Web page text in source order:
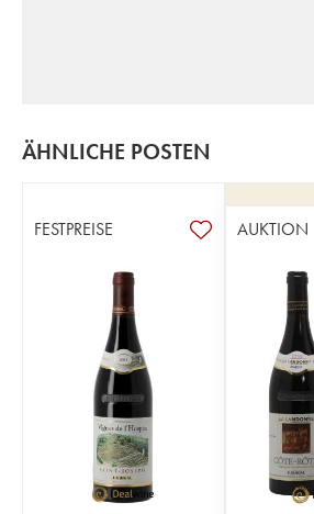
ÄHNLICHE POSTEN
FESTPREISE AUKTION